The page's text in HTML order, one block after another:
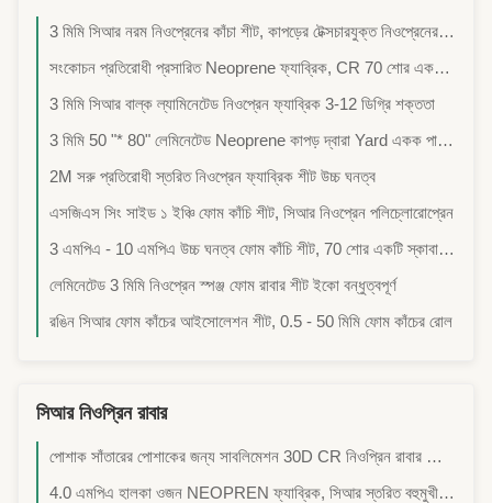
3 মিমি সিআর নরম নিওপ্রেনের কাঁচা শীট, কাপড়ের টেক্সচারযুক্ত নিওপ্রেনের শীট
সংকোচন প্রতিরোধী প্রসারিত Neoprene ফ্যাব্রিক, CR 70 শোর একটি সিলিকন স্পঞ্জ রাবার
3 মিমি সিআর বাল্ক ল্যামিনেটেড নিওপ্রেন ফ্যাব্রিক 3-12 ডিগ্রি শক্ততা
3 মিমি 50 "* 80" লেমিনেটেড Neoprene কাপড় দ্বারা Yard একক পাশ অ-বিষাক্ত
2M সরু প্রতিরোধী স্তরিত নিওপ্রেন ফ্যাব্রিক শীট উচ্চ ঘনত্ব
এসজিএস সিং সাইড ১ ইঞ্চি ফোম কাঁচি শীট, সিআর নিওপ্রেন পলিচ্লোরোপ্রেন
3 এমপিএ - 10 এমপিএ উচ্চ ঘনত্ব ফোম কাঁচি শীট, 70 শোর একটি স্কাবা ফোম কাপড়
লেমিনেটেড 3 মিমি নিওপ্রেন স্পঞ্জ ফোম রাবার শীট ইকো বন্ধুত্বপূর্ণ
রঙিন সিআর ফোম কাঁচের আইসোলেশন শীট, 0.5 - 50 মিমি ফোম কাঁচের রোল
সিআর নিওপ্রিন রাবার
পোশাক সাঁতারের পোশাকের জন্য সাবলিমেশন 30D CR নিওপ্রিন রাবার ফোম রোল
4.0 এমপিএ হালকা ওজন NEOPREN ফ্যাব্রিক, সিআর স্তরিত বহুমুখী NEOPREN রাবার শীট উচ্চ ইলাস্টিক জল স্কিইং ভিটসুট জন্য উপযুক্ত